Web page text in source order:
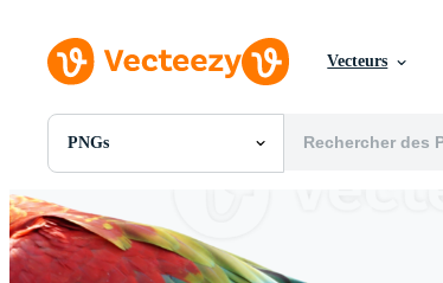
Vecteurs
PNGs
Toutes Images
PNGs
PSDs
SVGs